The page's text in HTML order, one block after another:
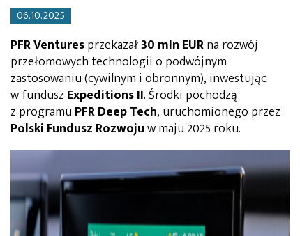
06.10.2025
PFR Venturesprzekazał30 mln EURna rozwój
przełomowych technologii o podwójnym
zastosowaniu (cywilnym i obronnym), inwestując
w fundusz Expeditions II. Środki pochodzą
z programu PFR Deep Tech, uruchomionego przez
Polski Fundusz Rozwojuw maju 2025 roku.